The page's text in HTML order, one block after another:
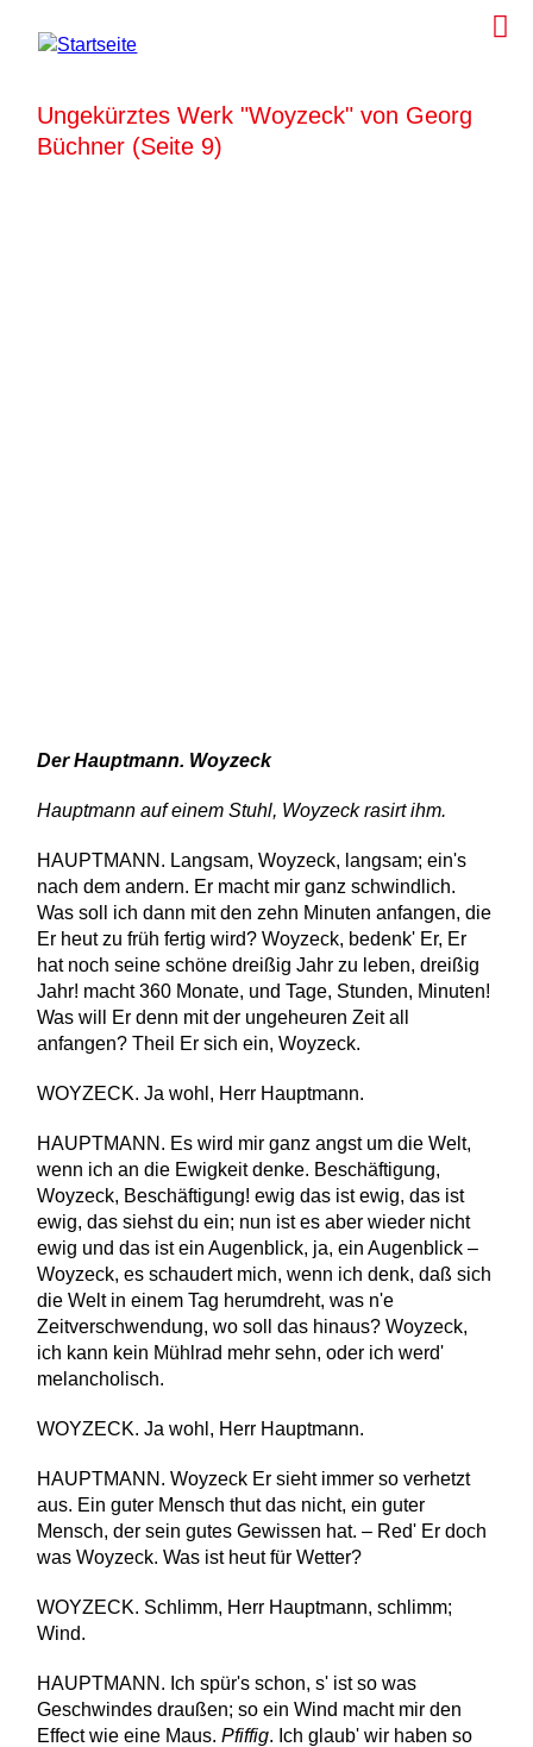
Ungekürztes Werk "Woyzeck" von Georg
Büchner (Seite 9)
Der Hauptmann. Woyzeck
Hauptmann auf einem Stuhl, Woyzeck rasirt ihm.
HAUPTMANN. Langsam, Woyzeck, langsam; ein's
nach dem andern. Er macht mir ganz schwindlich.
Was soll ich dann mit den zehn Minuten anfangen, die
Er heut zu früh fertig wird? Woyzeck, bedenk' Er, Er
hat noch seine schöne dreißig Jahr zu leben, dreißig
Jahr! macht 360 Monate, und Tage, Stunden, Minuten!
Was will Er denn mit der ungeheuren Zeit all
anfangen? Theil Er sich ein, Woyzeck.
WOYZECK. Ja wohl, Herr Hauptmann.
HAUPTMANN. Es wird mir ganz angst um die Welt,
wenn ich an die Ewigkeit denke. Beschäftigung,
Woyzeck, Beschäftigung! ewig das ist ewig, das ist
ewig, das siehst du ein; nun ist es aber wieder nicht
ewig und das ist ein Augenblick, ja, ein Augenblick –
Woyzeck, es schaudert mich, wenn ich denk, daß sich
die Welt in einem Tag herumdreht, was n'e
Zeitverschwendung, wo soll das hinaus? Woyzeck,
ich kann kein Mühlrad mehr sehn, oder ich werd'
melancholisch.
WOYZECK. Ja wohl, Herr Hauptmann.
HAUPTMANN. Woyzeck Er sieht immer so verhetzt
aus. Ein guter Mensch thut das nicht, ein guter
Mensch, der sein gutes Gewissen hat. – Red' Er doch
was Woyzeck. Was ist heut für Wetter?
WOYZECK. Schlimm, Herr Hauptmann, schlimm;
Wind.
HAUPTMANN. Ich spür's schon, s' ist so was
Geschwindes draußen; so ein Wind macht mir den
Effect wie eine Maus.Pfiffig. Ich glaub' wir haben so